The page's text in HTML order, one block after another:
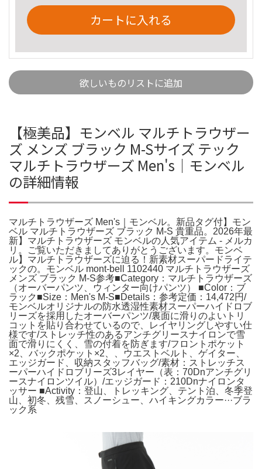
カートに入れる
欲しいものリストに追加
【極美品】モンベル マルチトラウザー
ズ メンズ ブラック M-Sサイズ テック
マルチトラウザーズ Men's｜モンベル
の詳細情報
マルチトラウザーズ Men's｜モンベル。新品タグ付】モン
ベル マルチトラウザーズ ブラック M-S 貴重品。2026年最
新】マルチトラウザーズ モンベルの人気アイテム - メルカ
リ。ご覧いただきましてありがとうございます。モンベ
ル】マルチトラウザーズに迫る！新素材スーパードライテ
ックの。モンベル mont-bell 1102440 マルチトラウザーズ
メンズ ブラック M-S参考■Category：マルチトラウザーズ
（オーバーパンツ、ウィンター向けパンツ） ■Color：ブ
ラック■Size：Men's M-S■Details：参考定価：14,472円/
モンベルオリジナルの防水透湿性素材スーパーハイドロブ
リーズを採用したオーバーパンツ/裏面に滑りのよいトリ
コットを貼り合わせているので、レイヤリングしやすい仕
様です/ストレッチ性のあるアンチグリースナイロンで雪
面で滑りにくく、雪の付着を防ぎます/フロントポケット
×2、バックポケット×2、、ウエストベルト、ゲイター、
エッジガード、収納スタッフバッグ/素材：ストレッチス
ーパーハイドロブリーズ3レイヤー（表：70Dnアンチグリ
ースナイロンツイル）/エッジガード：210Dnナイロンタ
ッサー ■Activity：登山、トレッキング、テント泊、冬季登
山、初冬、残雪、スノーシュー、ハイキングカラー···ブラ
ック系